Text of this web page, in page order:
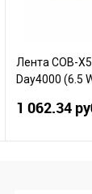
Лента COB-
Day4000 (6.5
1 062.34